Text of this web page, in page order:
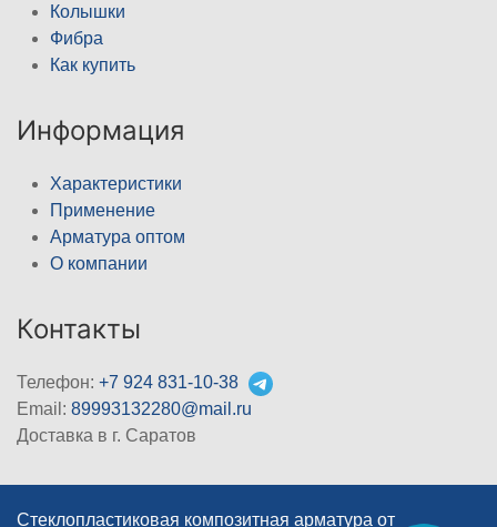
Колышки
Фибра
Как купить
Информация
Характеристики
Применение
Арматура оптом
О компании
Контакты
Телефон: +7 924 831-10-38
Email: 89993132280@mail.ru
Доставка в г. Саратов
Стеклопластиковая композитная арматура от